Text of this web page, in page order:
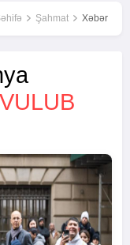
Şahmat Xəbər